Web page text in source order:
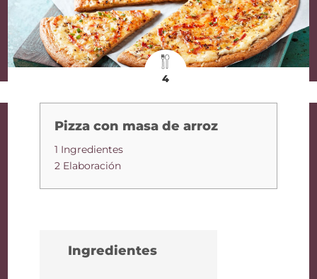
4
Pizza con masa de arroz
1 Ingredientes
2 Elaboración
Ingredientes